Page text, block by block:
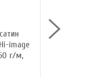
image
г/м,